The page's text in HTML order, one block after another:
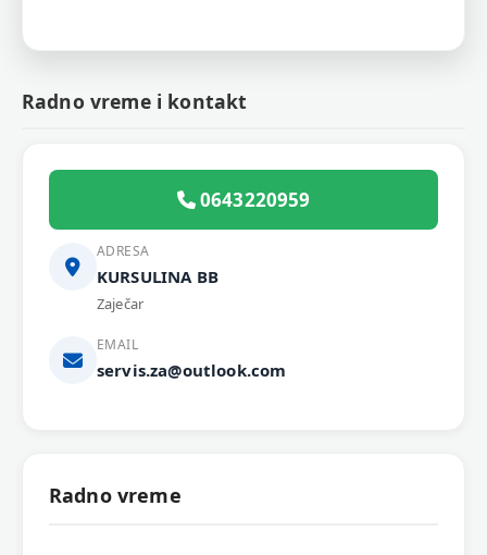
Radno vreme i kontakt
0643220959
ADRESA
KURSULINA BB
Zaječar
EMAIL
servis.za@outlook.com
Radno vreme